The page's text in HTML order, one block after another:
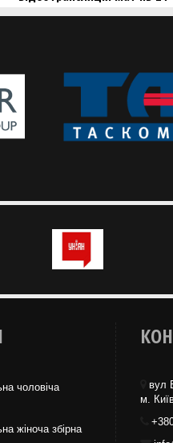
Попереду
чоловіча
жiноча збірна
вул
м.